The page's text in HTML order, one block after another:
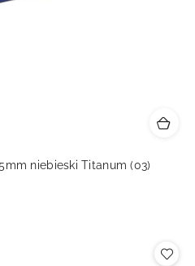
niebieski Titanum (03)